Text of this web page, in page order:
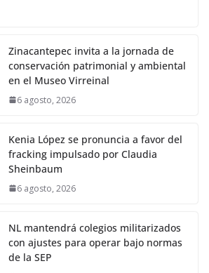
Zinacantepec invita a la jornada de
conservación patrimonial y ambiental
en el Museo Virreinal
6 agosto, 2026
Kenia López se pronuncia a favor del
fracking impulsado por Claudia
Sheinbaum
6 agosto, 2026
NL mantendrá colegios militarizados
con ajustes para operar bajo normas
de la SEP